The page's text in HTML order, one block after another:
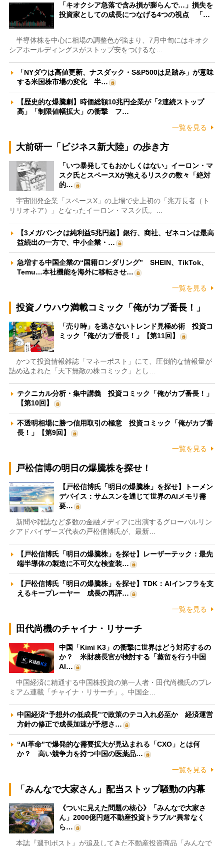
「キオクシア急落で含み損が膨らんで…」損失を
投資家としての成長につなげる4つの視点 「…
半導体株を中心に相場の調整色が強まり、7月中旬にはキオク
シアホールディングスがストップ安をつけるな…
「NYダウは高値更新、ナスダック・S&P500は足踏み」が意味
する米国株市場の変化 半…
【歴史的な爆騰劇】時価総額10兆円企業が「2連続ストップ
高」「制限値幅拡大」の衝撃 フ…
一覧を見る
大前研一「ビジネス新大陸」の歩き方
「いつ暴発してもおかしくはない」イーロン・マ
スク氏とスペースXが抱えるリスクの数々「絶対
的…
宇宙開発企業「スペースX」の上場で史上初の「兆万長者（ト
リリオネア）」となったイーロン・マスク氏。…
【3メガバンクは純利益5兆円超】銀行、商社、ゼネコンは最高
益続出の一方で、中小企業・…
急増する中国企業の“国籍ロンダリング” SHEIN、TikTok、
Temu…本社機能を海外に移転させ…
一覧を見る
投資ノウハウ満載コミック「俺がカブ番長！」
「売り時」を逃さないトレンド見極め術 投資コ
ミック「俺がカブ番長！」【第11回】
かつて投資情報雑誌「マネーポスト」にて、圧倒的な情報量が
詰め込まれた「天下無敵の株コミック」とし…
テクニカル分析・集中講義 投資コミック「俺がカブ番長！」
【第10回】
不透明相場に勝つ信用取引の極意 投資コミック「俺がカブ番
長！」【第9回】
一覧を見る
戸松信博の明日の爆騰株を探せ！
【戸松信博氏「明日の爆騰株」を探せ】トーメン
デバイス：サムスンを通じて世界のAIメモリ需
要…
新聞や雑誌など多数の金融メディアに出演するグローバルリン
クアドバイザーズ代表の戸松信博氏が、最新…
【戸松信博氏「明日の爆騰株」を探せ】レーザーテック：最先
端半導体の製造に不可欠な検査装…
【戸松信博氏「明日の爆騰株」を探せ】TDK：AIインフラを支
えるキープレーヤー 成長の再評…
一覧を見る
田代尚機のチャイナ・リサーチ
中国「Kimi K3」の衝撃に世界はどう対応するの
か？ 米財務長官が検討する「蒸留を行う中国
AI…
中国経済に精通する中国株投資の第一人者・田代尚機氏のプレ
ミアム連載「チャイナ・リサーチ」。中国企…
中国経済“予想外の低成長”で政策のテコ入れ必至か 経済運営
方針の修正で成長加速が予想さ…
“AI革命”で爆発的な需要拡大が見込まれる「CXO」とは何
か？ 高い競争力を持つ中国の医薬品…
一覧を見る
「みんなで大家さん」配当ストップ騒動の内幕
《ついに見えた問題の核心》「みんなで大家さ
ん」2000億円超不動産投資トラブル“異常なく
ら…
本誌『週刊ポスト』が追及してきた不動産投資商品「みんなで